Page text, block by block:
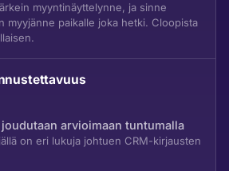
myyntinäyttelynne, ja sinne
myyjänne paikalle joka hetki. Cloopista
arvioimaan tuntumalla
on eri lukuja johtuen CRM-kirjausten